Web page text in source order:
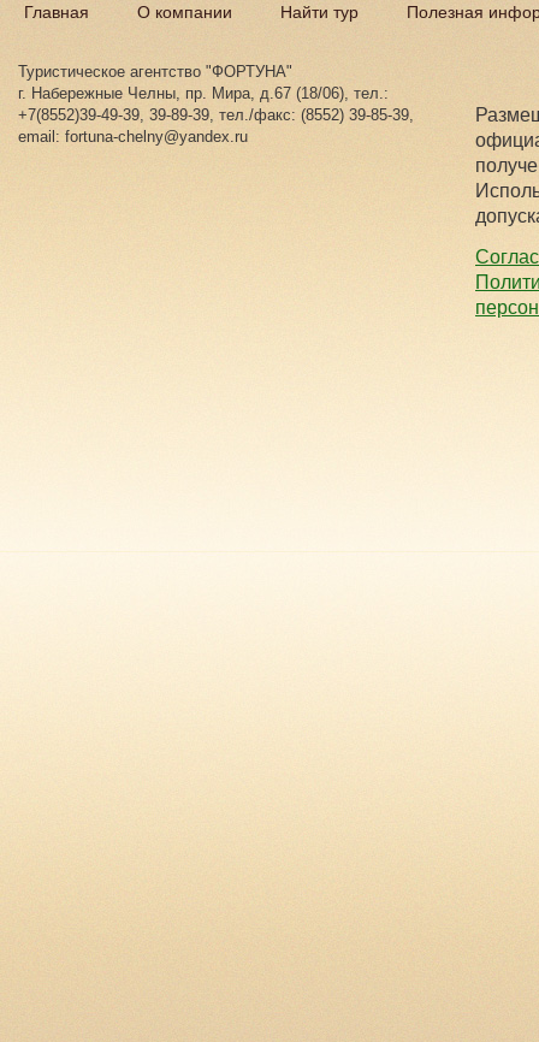
Главная О компании Найти тур Полезная
Туристическое агентство "ФОРТУНА"
г. Набережные Челны, пр. Мира, д.67 (18/06), тел.:
+7(8552)39-49-39, 39-89-39, тел./факс: (8552) 39-85-39,
email: fortuna-chelny@yandex.ru